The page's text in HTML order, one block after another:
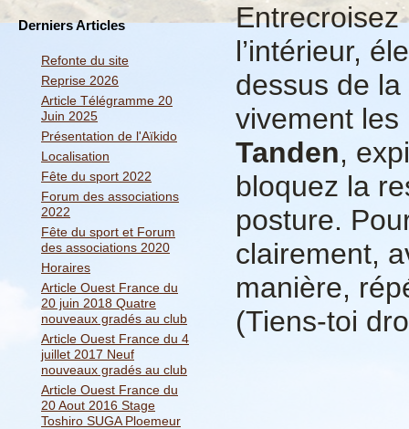
Derniers Articles
Refonte du site
Reprise 2026
Article Télégramme 20
Juin 2025
Présentation de l'Aïkido
Localisation
Fête du sport 2022
Forum des associations
2022
Fête du sport et Forum
des associations 2020
Horaires
Article Ouest France du
20 juin 2018 Quatre
nouveaux gradés au club
Article Ouest France du 4
juillet 2017 Neuf
nouveaux gradés au club
Article Ouest France du
20 Aout 2016 Stage
Toshiro SUGA Ploemeur
Entrecroisez
l’intérieur,
dessus de
vivement les
Tanden,
bloquez la
posture.
clairement,
manière,
(Tiens-toi